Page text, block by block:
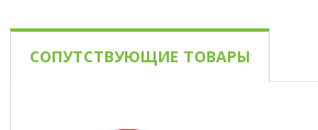
СОПУТСТВУЮЩИЕ ТОВАРЫ